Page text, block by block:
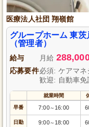
医療法人社団 翔嶺館
グループホーム 東
（管理者）
給与 月給
応募要件必須: ケアマネ
歓迎: 自動車免
就業時間
早番 7:00～ 16:00
日勤 9:00～ 18:00